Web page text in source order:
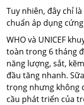
Tuy nhiên, đây chỉ là
chuẩn áp dụng
WHO và UNICEF
toàn trong 6 tháng
năng lượng, sắt,
đầu tăng nhanh.
trọng nhưng không
cầu phát triển của